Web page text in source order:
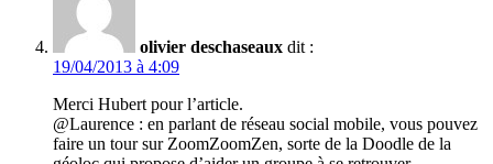
olivier deschaseaux dit :
19/04/2013 à 4:09
Merci Hubert pour l’article.
@Laurence : en parlant de réseau social mobile, vous pouvez
faire un tour sur ZoomZoomZen, sorte de la Doodle de la